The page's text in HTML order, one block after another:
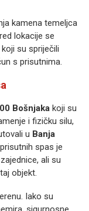
kamena temeljca
lokacije se
su spriječili
s prisutnima.
Bošnjaka koji su
i fizičku silu,
u Banja
spas je
ali su
objekt.
Iako su